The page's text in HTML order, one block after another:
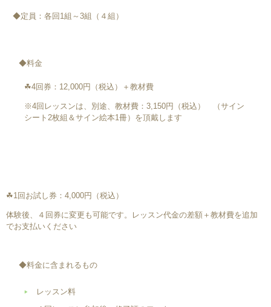
◆定員：各回1組～3組（４組）
◆料金
☘4回券：12,000円（税込）＋教材費
※4回レッスンは、別途、教材費：3,150円（税込） （サイン
シート2枚組＆サイン絵本1冊）を頂戴します
☘1回お試し券：4,000円（税込）
体験後、４回券に変更も可能です。レッスン代金の差額＋教材費を追加
でお支払いください
◆料金に含まれるもの
レッスン料